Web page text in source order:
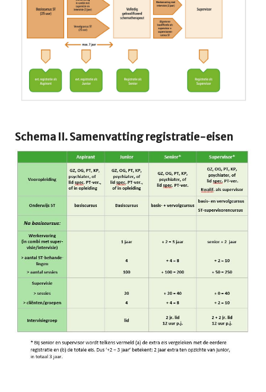
Schema II. Samenvatting registratie-eisen